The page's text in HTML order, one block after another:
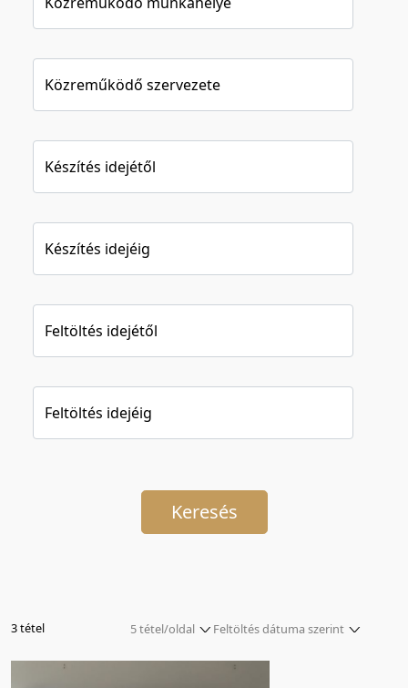
Közreműködő szervezete
Készítés idejétől
Készítés idejéig
Feltöltés idejétől
Feltöltés idejéig
Keresés
Feltöltés dátuma szerint
Relevancia szerint
3 tétel
5 tétel/oldal
5 tétel/oldal